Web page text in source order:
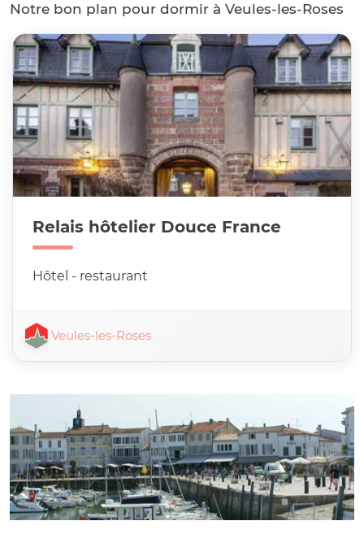
Notre bon plan pour dormir à Veules-les-Roses
Relais hôtelier Douce France
Hôtel - restaurant
Veules-les-Roses